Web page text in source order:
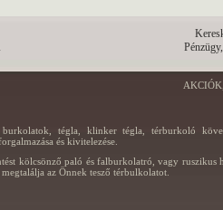
tégla, klinker tégla, térburkoló
és kivitelezése.
kölcsönző paló és falburkolatró, vagy ruszikus
az Önnek tesző térbulkolatot.